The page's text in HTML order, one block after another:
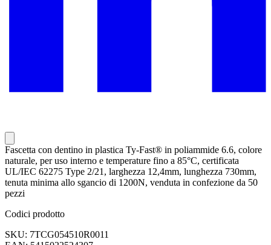
Fascetta con dentino in plastica Ty-Fast® in poliammide 6.6, colore
naturale, per uso interno e temperature fino a 85°C, certificata
UL/IEC 62275 Type 2/21, larghezza 12,4mm, lunghezza 730mm,
tenuta minima allo sgancio di 1200N, venduta in confezione da 50
pezzi
Codici prodotto
SKU: 7TCG054510R0011